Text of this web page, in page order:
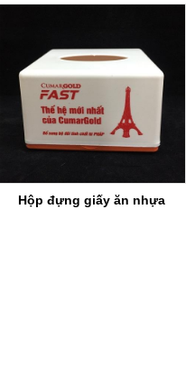
Hộp đựng giấy ăn nhựa